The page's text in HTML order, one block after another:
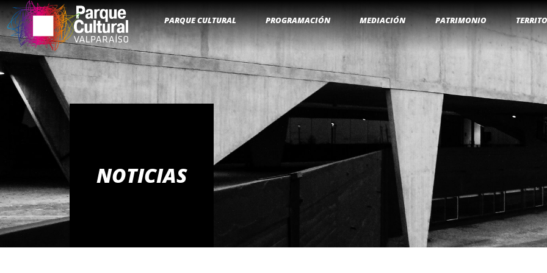
PARQUE CULTURAL PROGRAMACIÓN MEDIACIÓN PATRIMONIO
NOTICIAS